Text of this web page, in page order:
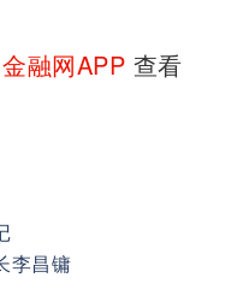
融网APP 查看
李昌镛